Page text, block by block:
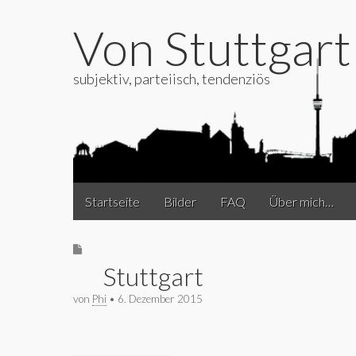
Von
subjektiv, parteiisch, tendenziös
Main
menu
Startseite Bilder FAQ Über mich…
Stuttgart
von Phi • 6. Dezember 2015